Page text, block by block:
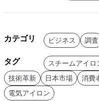
カテゴリ ビジネス 調査
タグ スチームアイロ
技術革新
日本市場 消費
電気アイロン